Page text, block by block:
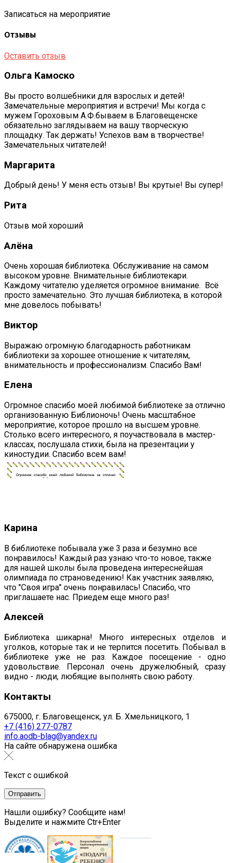
Записаться на мероприятие
Отзывы
Оставить отзыв
Ольга Камоско
Вы просто волшебники для взрослых и детей!
Замечательные мероприятия и встречи! Мы когда с
мужем Гороховым А.Ф.бываем в Благовещенске
обязательно заглядываем на вашу творческую
площадку. Так держать! Успехов вам в творчестве!
Замечательных читателей!
Маргарита
Добрый день! У меня есть отзыв! Вы крутые! Вы супер!
Рита
Отзыв мой хороший
Алёна
Очень хорошая библиотека. Обслуживание на самом
высоком уровне. Внимательные библиотекари.
Каждому читателю уделяется огромное внимание. Всё
просто замечательно. Это лучшая библиотека, в которой
мне довелось побывать!
Виктор
Выражаю огромную благодарность работникам
библиотеки за хорошее отношение к читателям,
внимательность и профессионализм. Спасибо Вам!
Елена
Огромное спасибо моей любимой библиотеке за отлично
организованную Библионочь! Очень масштабное
мероприятие, которое прошло на высшем уровне.
Столько всего интересного, я поучаствовала в мастер-
классах, послушала стихи, была на презентации у
киностудии. Спасибо всем вам!
Карина
В библиотеке побывала уже 3 раза и безумно все
понравилось! Каждый раз узнаю что-то новое, также
для нашей школы была проведена интереснейшая
олимпиада по страноведению! Как участник заявляю,
что "Своя игра" очень понравилась! Спасибо, что
приглашаете нас. Приедем еще много раз!
Алексей
Библиотека шикарна! Много интересных отделов и
уголков, которые так и не терпится посетить. Побывал в
библиотеке уже не раз. Каждое посещение - одно
удовольствие. Персонал очень дружелюбный, сразу
видно - люди, любящие выполнять свою работу.
Контакты
675000, г. Благовещенск, ул. Б. Хмельницкого, 1
+7 (416) 277-0787
info.aodb-blag@yandex.ru
На сайте обнаружена ошибка
Текст с ошибкой
Нашли ошибку? Сообщите нам!
Выделите и нажмите Ctr+Enter